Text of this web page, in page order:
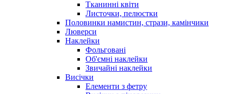
Тканинні квіти
Листочки, пелюстки
Половинки намистин, стрази, камінчики
Люверси
Наклейки
Фольговані
Об'ємні наклейки
Звичайні наклейки
Висічки
Елементи з фетру